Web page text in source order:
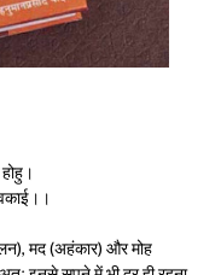
मद (अहंकार) और मोह